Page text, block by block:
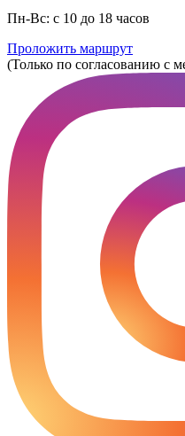
Пн-Вс: с 10 до 18 часов
Проложить маршрут
(Только по согласованию с